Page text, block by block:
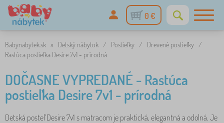
0 €
Babynabytek.sk » Detský nábytok / Postieľky / Drevené postieľky /
Rastúca postieľka Desire 7v1 - prírodná
DOČASNE VYPREDANÉ - Rastúca
postieľka Desire 7v1 - prírodná
Detská posteľ Desire 7v1 s matracom je praktická, elegantná a odolná. Je